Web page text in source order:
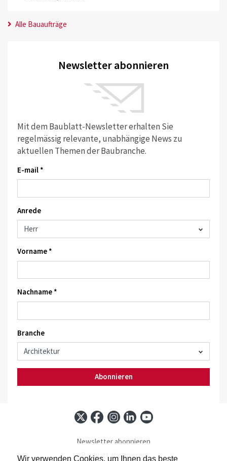
Wir verwenden Cookies, um Ihnen das beste
Alle Bauaufträge
Newsletter abonnieren
Mit dem Baublatt-Newsletter erhalten Sie
regelmässig relevante, unabhängige News zu
aktuellen Themen der Baubranche.
E-mail *
Anrede
Vorname *
Nachname *
Branche
Abonnieren
Newsletter abonnieren
Baublatt abonnieren